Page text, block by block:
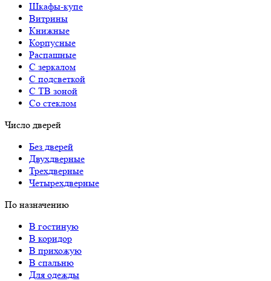
Шкафы-купе
Витрины
Книжные
Корпусные
Распашные
С зеркалом
С подсветкой
С ТВ зоной
Со стеклом
Число дверей
Без дверей
Двухдверные
Трехдверные
Четырехдверные
По назначению
В гостиную
В коридор
В прихожую
В спальню
Для одежды